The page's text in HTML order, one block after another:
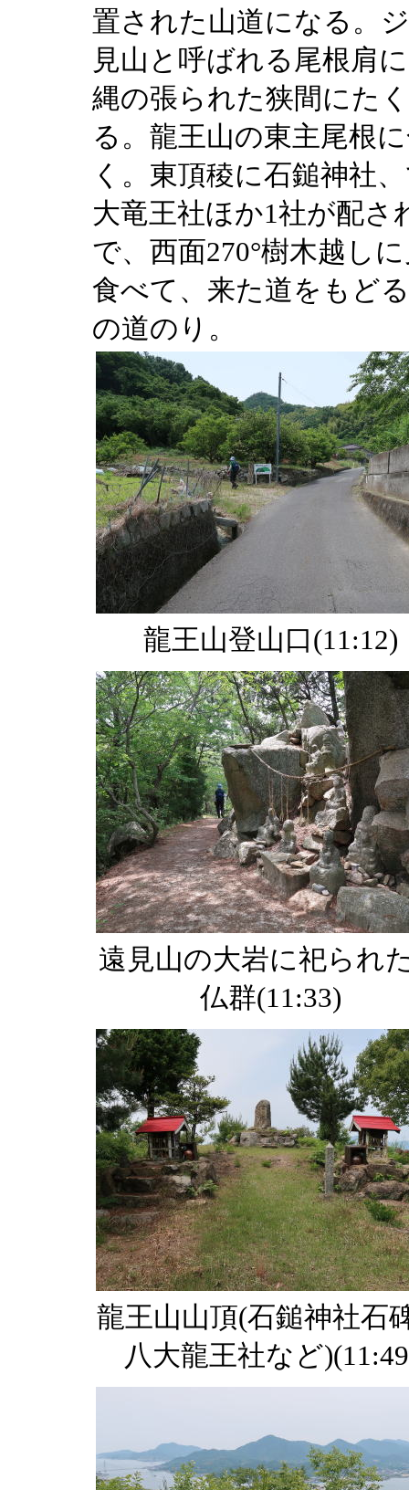
置された山道になる。
見山と呼ばれる尾根肩
縄の張られた狭間にた
る。龍王山の東主尾根
く。東頂稜に石鎚神社
大竜王社ほか1社が配
で、西面270°樹木越し
食べて、来た道をもど
の道のり。
龍王山登山口(11:12)
遠見山の大岩に祀られ
仏群(11:33)
龍王山山頂(石鎚神社石
八大龍王社など